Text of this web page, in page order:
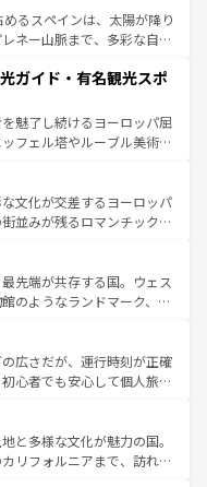
。観光の合間には、本場の
リア料理を堪能することも
られない旅をしてみよう！
るスペインは、太陽が降り
ネー山脈まで、多彩な自然
的なフラメンコ、熱気あふ
スが生活の一部となってい
た雰囲気や、バルセロナの
では古代ローマ遺跡や中世
が異なるスペインはその個
訪れる人を魅了する。 なお、新着のスペイン情報は コ
。
ガイド・有名観光スポ
魅了し続けるヨーロッパ屈
フェル塔やルーブル美術館
。華麗な宮殿、歴史的な大
かな自然が、訪れる者を心
は美食の国としても知ら
るランス、プロヴァンスの
彩な楽しみ方が可能だ。さ
が溢れており、どの街角に
で全く異なる文化を体験で
のフランス情報はコンテンツ一覧
文化が交差するヨーロッパ
並みが残るロマンチック街
ても飽きることがない。ベ
ン州のアルプスの絶景、そ
いった風景は必見。ビール
い。 なお、新着の
を参照してほしい。
先端が共存する国。ウェス
のようなランドマーク、歴
また、優雅なアフタヌーン
ない英国パブ、サッカー観
体験も豊富。イギリスを旅
広さだが、運行時刻が正確
心者でも安心して個人旅行
イスならではのユニークな
けでなく町歩きも満喫する
いため物価も高いが、旅行
と多様な文化が魅力の国。
リフォルニアまで、訪れる